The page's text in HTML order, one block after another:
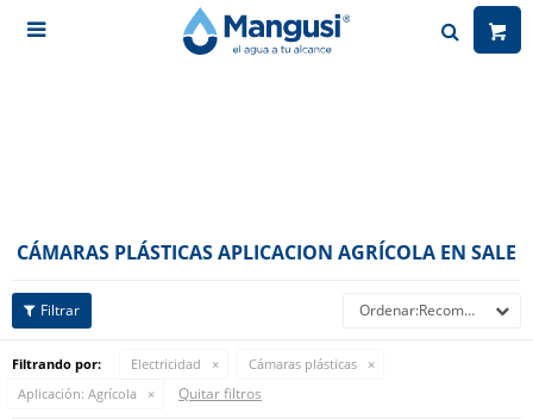

CÁMARAS PLÁSTICAS APLICACION AGRÍCOLA EN SALE
Recomendados
Filtrando por: Electricidad
Cámaras plásticas
Aplicación: Agrícola Quitar filtros